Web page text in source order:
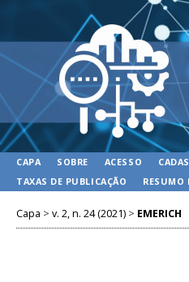
CAPA SOBRE ACESSO
TAXAS DE PUBLICAÇÃO
RESUMO
Capa > v. 2, n. 24 (2021) > EMERICH